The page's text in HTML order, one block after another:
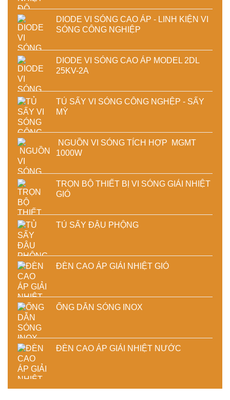
DIODE VI SÓNG CAO ÁP - LINH KIỆN VI
SÓNG CÔNG NGHIỆP
DIODE VI SÓNG CAO ÁP MODEL 2DL
25KV-2A
TỦ SẤY VI SÓNG CÔNG NGHỆP - SẤY
MỲ
NGUỒN VI SÓNG TÍCH HỢP MGMT
1000W
TRỌN BỘ THIẾT BỊ VI SÓNG GIẢI NHIỆT
GIÓ
TỦ SẤY ĐẬU PHỘNG
ĐÈN CAO ÁP GIẢI NHIỆT GIÓ
ỐNG DẪN SÓNG INOX
ĐÈN CAO ÁP GIẢI NHIỆT NƯỚC